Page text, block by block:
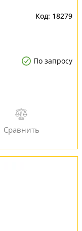
18279
По запросу